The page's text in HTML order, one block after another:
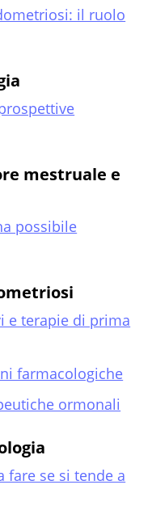
il ruolo
mestruale e
possibile
e terapie di prima
farmacologiche
ormonali
fare se si tende a